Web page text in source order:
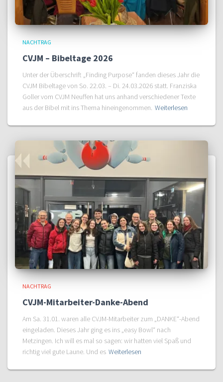
NACHTRAG
CVJM – Bibeltage 2026
Unter der Überschrift „Finding Purpose“ fanden dieses Jahr die
CVJM Bibeltage von So. 22.03. – Di. 24.03.2026 statt. Franziska
Goller vom CVJM Neuffen hat uns anhand verschiedener Texte
aus der Bibel mit ins Thema hineingenommen. Weiterlesen
NACHTRAG
CVJM-Mitarbeiter-Danke-Abend
Am Sa. 31.01. waren alle CVJM-Mitarbeiter zum „DANKE“-Abend
eingeladen. Dieses Jahr ging es ins „easy Bowl“ nach
Metzingen. Ich will es mal so sagen: wir hatten viel Spaß und
richtig viel gute Laune. Und es Weiterlesen